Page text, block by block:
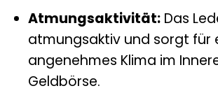
Atmungsaktivität:Das
atmungsaktiv und sorgt für
angenehmes Klima im
Geldbörse.